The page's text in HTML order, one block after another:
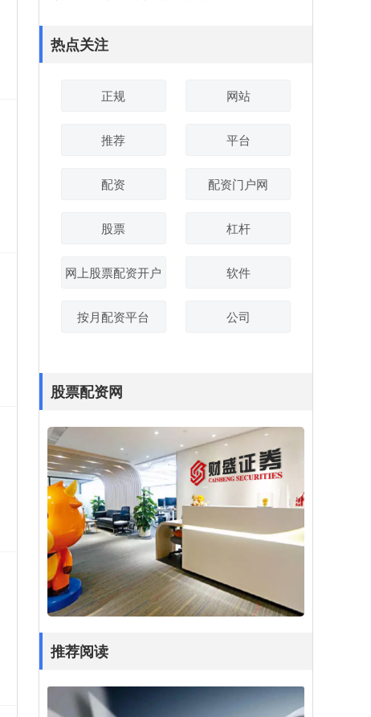
热点关注
正规 网站
推荐 平台
配资 配资门户网
股票 杠杆
网上股票配资开户 软件
按月配资平台 公司
股票配资网
推荐阅读